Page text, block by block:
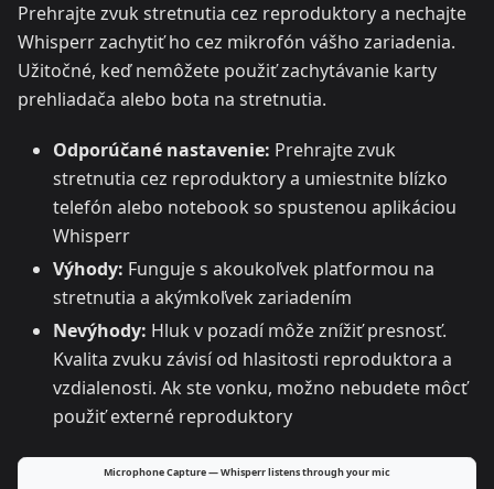
Prehrajte zvuk stretnutia cez reproduktory a nechajte
Whisperr zachytiť ho cez mikrofón vášho zariadenia.
Užitočné, keď nemôžete použiť zachytávanie karty
prehliadača alebo bota na stretnutia.
Odporúčané nastavenie: Prehrajte zvuk
stretnutia cez reproduktory a umiestnite blízko
telefón alebo notebook so spustenou aplikáciou
Whisperr
Výhody: Funguje s akoukoľvek platformou na
stretnutia a akýmkoľvek zariadením
Nevýhody: Hluk v pozadí môže znížiť presnosť.
Kvalita zvuku závisí od hlasitosti reproduktora a
vzdialenosti. Ak ste vonku, možno nebudete môcť
použiť externé reproduktory